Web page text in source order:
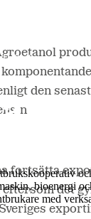
bioenergi
med
den
fortsätta
det